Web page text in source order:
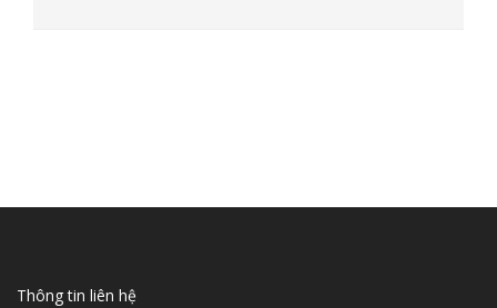
Thông tin liên hệ